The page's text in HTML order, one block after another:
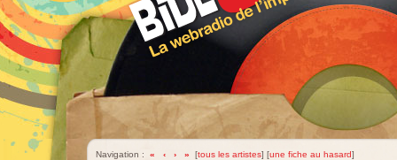
Navigation : « ‹ › » [tous les artistes] [une fiche au hasard]